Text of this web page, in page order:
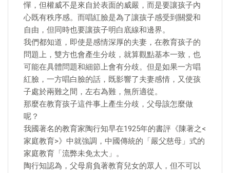
憚，但權威不是來自於表面的威嚴，而是要讓孩子內
心既有秩序感。而唱紅臉是為了讓孩子感受到關愛和
自由，但同時也要讓孩子明白底線和邊界。
我們都知道，即使是感情深厚的夫妻，在教育孩子的
問題上，雙方也會產生分歧，就算觀點基本一致，也
可能在具體問題和細節上會有分歧。但是如果一方唱
紅臉，一方唱白臉的話，既影響了夫妻感情，又使孩
子處於兩難之間，左右為難，無所適從。
那麼在教育孩子這件事上產生分歧，父母該怎麼做
呢？
我國著名的教育家陶行知早在1925年的書評《陳著之<
家庭教育>》中就強調，中國傳統的「嚴父慈母」式的
家庭教育「流弊未免太大」。
陶行知認為，父母肩負著教育兒女的眾人，但不可以